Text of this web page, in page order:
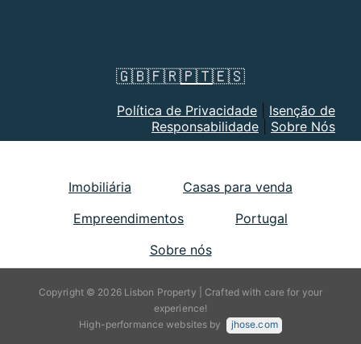
🇬🇧🇫🇷🇵🇹🇪🇸
Política de Privacidade
Isenção de
Responsabilidade
Sobre Nós
Imobiliária
Casas para venda
Empreendimentos
Portugal
Sobre nós
Copyright © 2026 Lisbon Property | Crafted with care for your
experience!
High-performance websites by
jhose.com